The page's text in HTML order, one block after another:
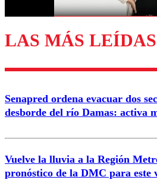
LAS MÁS LEÍDAS
Senapred ordena evacuar dos
desborde del río Damas: activa
Vuelve la lluvia a la Región
pronóstico de la DMC para este